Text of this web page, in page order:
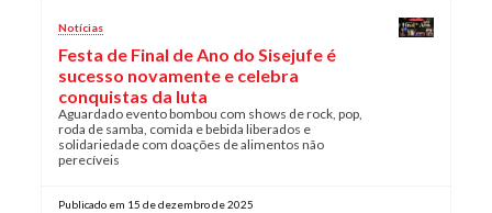
Notícias
Festa de Final de Ano do Sisejufe é
sucesso novamente e celebra
conquistas da luta
Aguardado evento bombou com shows de rock, pop,
roda de samba, comida e bebida liberados e
solidariedade com doações de alimentos não
perecíveis
Publicado em 15 de dezembro de 2025